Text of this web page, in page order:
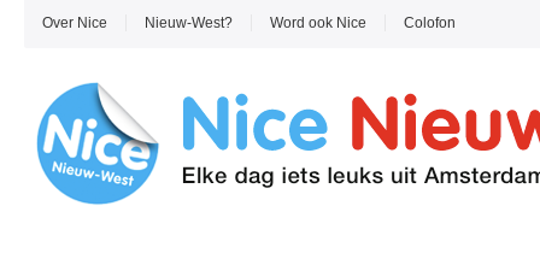
Over Nice Nieuw-West? Word ook Nice Colofon